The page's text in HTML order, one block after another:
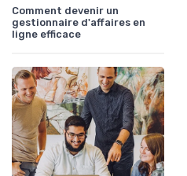
Comment devenir un
gestionnaire d'affaires en
ligne efficace